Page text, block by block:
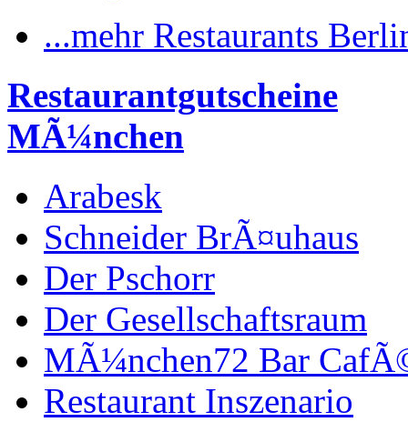
...mehr Restaurants
Restaurantgutscheine
MÃ¼nchen
Arabesk
Schneider BrÃ¤uhaus
Der Pschorr
Der Gesellschaftsraum
MÃ¼nchen72 Bar
Restaurant Inszenario